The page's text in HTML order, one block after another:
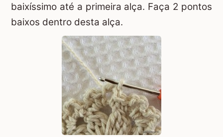
baixíssimo até a primeira alça. Faça 2 pontos
baixos dentro desta alça.